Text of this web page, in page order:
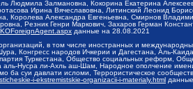
Людмила Залмановна, Кокорина Екатерина
Ирина Вячеславовна, Литинский Леонид
Королева Александра Евгеньевна, Смирнов
Резник Генри Маркович, Захаров Герман
данные на 28.08.2021
в том числе иностранных и
Конгресс народов Ичкерии и Дагестана, Аль-
Туркестана, Общество социальных реформ,
аль-Нусра ли-Ахль аш-Шам, Народное ополчение
ба суи давлати исломи, Террористическое
i-ekstremistskie-organizacii-i-materialy.html